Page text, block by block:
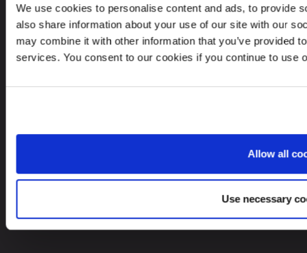
We use cookies to personalise content and ads, to provide
also share information about your use of our site with our
may combine it with other information that you’ve provided
services. You consent to our cookies if you continue to use
Allow all
Use necessary
Leinonen OÜ
Põhja pst. 25, 10415
FI